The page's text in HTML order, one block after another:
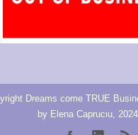
Dreams come TRUE
by Elena Capruciu, 2024